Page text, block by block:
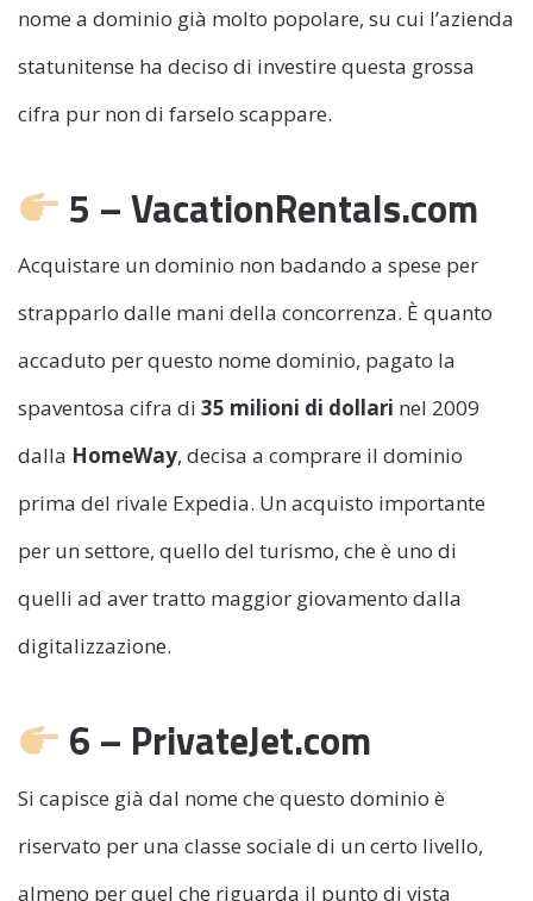
nome a dominio già molto popolare, su cui l’azienda
statunitense ha deciso di investire questa grossa
cifra pur non di farselo scappare.
5 – VacationRentals.com
Acquistare un dominio non badando a spese per
strapparlo dalle mani della concorrenza. È quanto
accaduto per questo nome dominio, pagato la
spaventosa cifra di 35 milioni di dollari nel 2009
dalla HomeWay, decisa a comprare il dominio
prima del rivale Expedia. Un acquisto importante
per un settore, quello del turismo, che è uno di
quelli ad aver tratto maggior giovamento dalla
digitalizzazione.
6 – PrivateJet.com
Si capisce già dal nome che questo dominio è
riservato per una classe sociale di un certo livello,
almeno per quel che riguarda il punto di vista